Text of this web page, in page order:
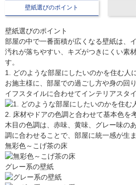
壁紙選びのポイント
壁紙選びのポイント
部屋の中で一番面積が広くなる壁紙は、
汚れが落ちやすい、キズがつきにくい素
す。
1. どのような部屋にしたいのかを住む人
お施主様に、部屋での過ごし方や身の回
イフスタイルに合わせてインテリアスタ
2. 床材やドアの色調と合わせて基本色を
木目の色調は、赤味、黄味、グレー味の
調に合わせることで、部屋に統一感が生ま
無彩色～こげ茶の床
グレー系の壁紙